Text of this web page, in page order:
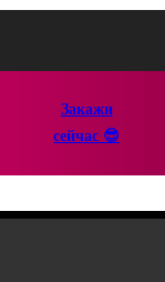
Закажи
сейчас 😎